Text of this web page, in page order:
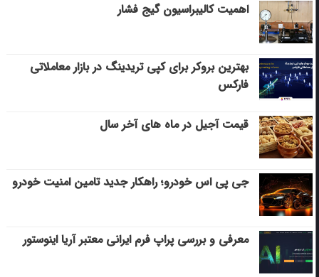
اهمیت کالیبراسیون گیج فشار
بهترین بروکر برای کپی‌ تریدینگ در بازار معاملاتی
فارکس
قیمت آجیل در ماه های آخر سال
جی پی اس خودرو؛ راهکار جدید تامین امنیت خودرو
معرفی و بررسی پراپ فرم ایرانی معتبر آریا اینوستور